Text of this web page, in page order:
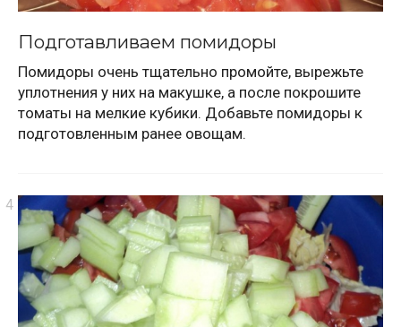
Подготавливаем помидоры
Помидоры очень тщательно промойте, вырежьте
уплотнения у них на макушке, а после покрошите
томаты на мелкие кубики. Добавьте помидоры к
подготовленным ранее овощам.